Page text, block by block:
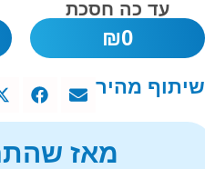
עד כה חסכת
0
₪
שיתוף מהיר
מאז